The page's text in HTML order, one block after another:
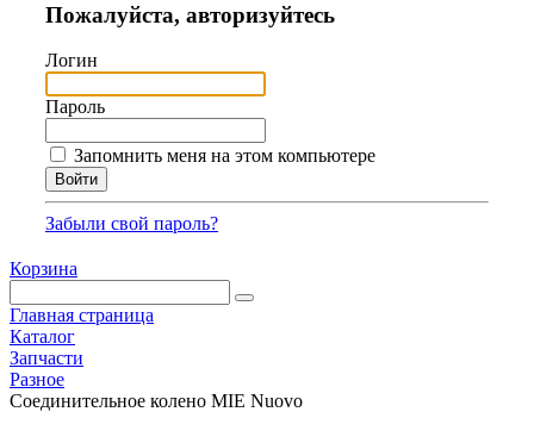
Пожалуйста, авторизуйтесь
Логин
Пароль
Запомнить меня на этом компьютере
Забыли свой пароль?
Корзина
Главная страница
Каталог
Запчасти
Разное
Соединительное колено MIE Nuovo